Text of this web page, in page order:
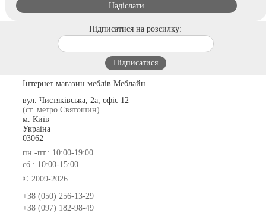
Підписатися на розсилку:
Інтернет магазин меблів Меблайн
вул. Чистяківська, 2а, офіс 12
(ст. метро Святошин)
м. Київ
Україна
03062
пн.-пт.: 10:00-19:00
сб.: 10:00-15:00
© 2009-2026
+38 (050) 256-13-29
+38 (097) 182-98-49